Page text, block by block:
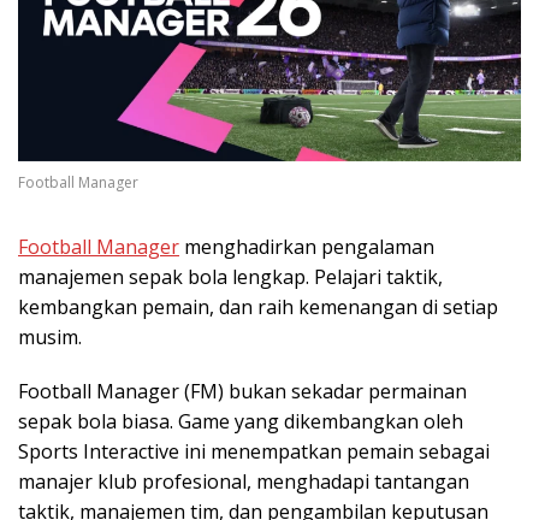
Football Manager
Football Manager menghadirkan pengalaman
manajemen sepak bola lengkap. Pelajari taktik,
kembangkan pemain, dan raih kemenangan di setiap
musim.
Football Manager (FM) bukan sekadar permainan
sepak bola biasa. Game yang dikembangkan oleh
Sports Interactive ini menempatkan pemain sebagai
manajer klub profesional, menghadapi tantangan
taktik, manajemen tim, dan pengambilan keputusan